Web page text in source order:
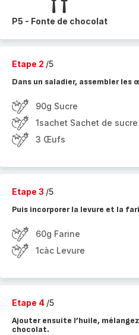
P5 - Fonte de chocolat
Etape 2 /5
Dans un saladier, assembler les
90g Sucre
1sachet Sachet de
3 Œufs
Etape 3 /5
Puis incorporer la levure et la
60g Farine
1càc Levure
Etape 4 /5
Ajouter ensuite l’huile,
chocolat.